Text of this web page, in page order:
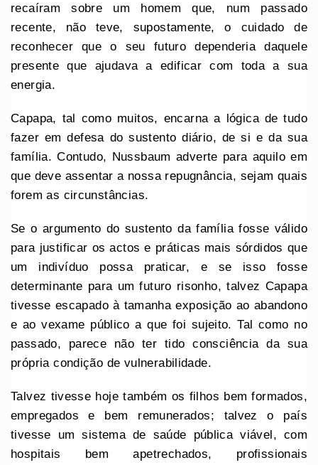
recaíram sobre um homem que, num passado
recente, não teve, supostamente, o cuidado de
reconhecer que o seu futuro dependeria daquele
presente que ajudava a edificar com toda a sua
energia.
Capapa, tal como muitos, encarna a lógica de tudo
fazer em defesa do sustento diário, de si e da sua
família. Contudo, Nussbaum adverte para aquilo em
que deve assentar a nossa repugnância, sejam quais
forem as circunstâncias.
Se o argumento do sustento da família fosse válido
para justificar os actos e práticas mais sórdidos que
um indivíduo possa praticar, e se isso fosse
determinante para um futuro risonho, talvez Capapa
tivesse escapado à tamanha exposição ao abandono
e ao vexame público a que foi sujeito. Tal como no
passado, parece não ter tido consciência da sua
própria condição de vulnerabilidade.
Talvez tivesse hoje também os filhos bem formados,
empregados e bem remunerados; talvez o país
tivesse um sistema de saúde pública viável, com
hospitais bem apetrechados, profissionais